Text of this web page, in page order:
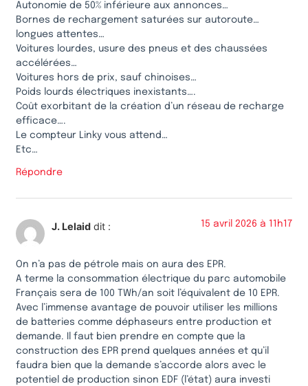
Autonomie de 50% inférieure aux annonces…
Bornes de rechargement saturées sur autoroute…
longues attentes…
Voitures lourdes, usure des pneus et des chaussées
accélérées…
Voitures hors de prix, sauf chinoises…
Poids lourds électriques inexistants….
Coût exorbitant de la création d’un réseau de recharge
efficace….
Le compteur Linky vous attend…
Etc…
Répondre
J. Lelaid dit : 15 avril 2026 à 11h17
On n’a pas de pétrole mais on aura des EPR.
A terme la consommation électrique du parc automobile
Français sera de 100 TWh/an soit l’équivalent de 10 EPR.
Avec l’immense avantage de pouvoir utiliser les millions
de batteries comme déphaseurs entre production et
demande. Il faut bien prendre en compte que la
construction des EPR prend quelques années et qu’il
faudra bien que la demande s’accorde alors avec le
potentiel de production sinon EDF (l’état) aura investi